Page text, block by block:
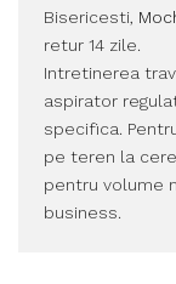
Bisericesti,
retur 14 zile.
Intretinerea
aspirator
specifica.
pe teren la
pentru volume
business.